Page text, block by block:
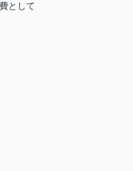
として